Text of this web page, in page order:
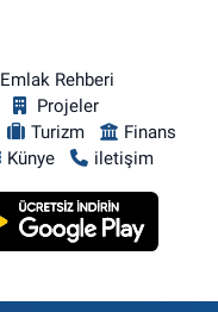
Emlak Rehberi
Projeler
Turizm
Finans
Künye iletişim